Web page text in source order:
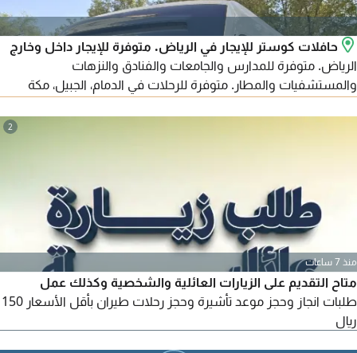
حافلات كوستر للإيجار في الرياض. متوفرة للإيجار داخل وخارج
الرياض. متوفرة للمدارس والجامعات والفنادق والنزهات
والمستشفيات والمطار. متوفرة للرحلات في الدمام، الجبيل، مكة
2
منذ 7 ساعات
متاح التقديم على الزيارات العائلية والشخصية وكذلك عمل
طلبات انجاز وحجز موعد تأشيرة وحجز رحلات طيران بأقل الأسعار 150
ريال